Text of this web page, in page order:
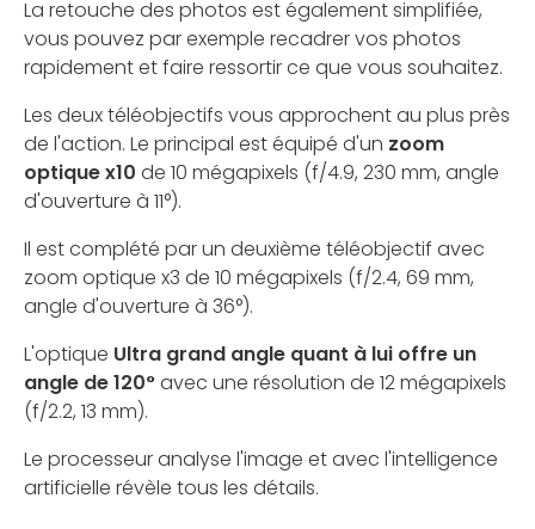
La retouche des photos est également simplifiée,
vous pouvez par exemple recadrer vos photos
rapidement et faire ressortir ce que vous souhaitez.
Les deux téléobjectifs vous approchent au plus près
de l'action. Le principal est équipé d'un zoom
optique x10 de 10 mégapixels (f/4.9, 230 mm, angle
d'ouverture à 11°).
Il est complété par un deuxième téléobjectif avec
zoom optique x3 de 10 mégapixels (f/2.4, 69 mm,
angle d'ouverture à 36°).
L'optique Ultra grand angle quant à lui offre un
angle de 120°avec une résolution de 12 mégapixels
(f/2.2, 13 mm).
Le processeur analyse l'image et avec l'intelligence
artificielle révèle tous les détails.